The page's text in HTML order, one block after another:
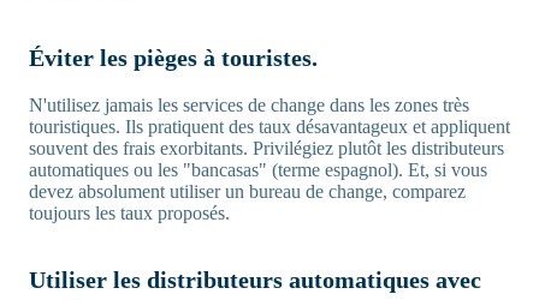
Éviter les pièges à touristes.
N'utilisez jamais les services de change dans les zones très
touristiques. Ils pratiquent des taux désavantageux et appliquent
souvent des frais exorbitants. Privilégiez plutôt les distributeurs
automatiques ou les "bancasas" (terme espagnol). Et, si vous
devez absolument utiliser un bureau de change, comparez
toujours les taux proposés.
Utiliser les distributeurs automatiques avec